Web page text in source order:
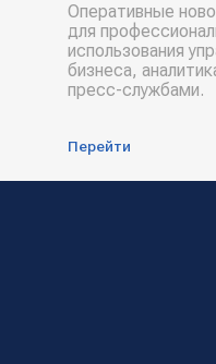
Оперативные
для
использования
бизнеса,
пресс-службами.
Перейти